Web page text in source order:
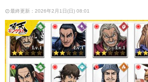
最終更新：2026年2月1日(日) 08:01